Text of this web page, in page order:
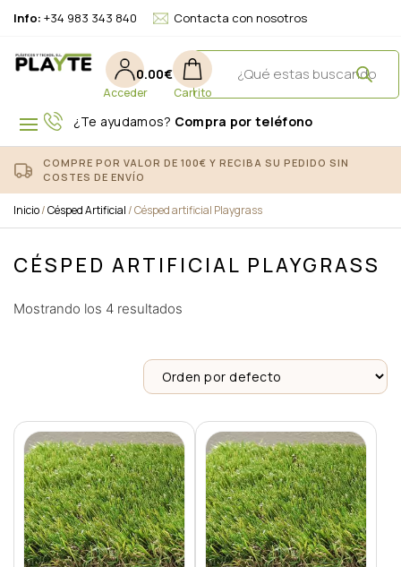
Info: +34 983 343 840 Contacta con nosotros
0.00€
¿Te ayudamos? Compra por teléfono
COMPRE POR VALOR DE 100€ Y RECIBA SU PEDIDO SIN
COSTES DE ENVÍO
Inicio/Césped Artificial/ Césped artificial Playgrass
CÉSPED ARTIFICIAL PLAYGRASS
Mostrando los 4 resultados